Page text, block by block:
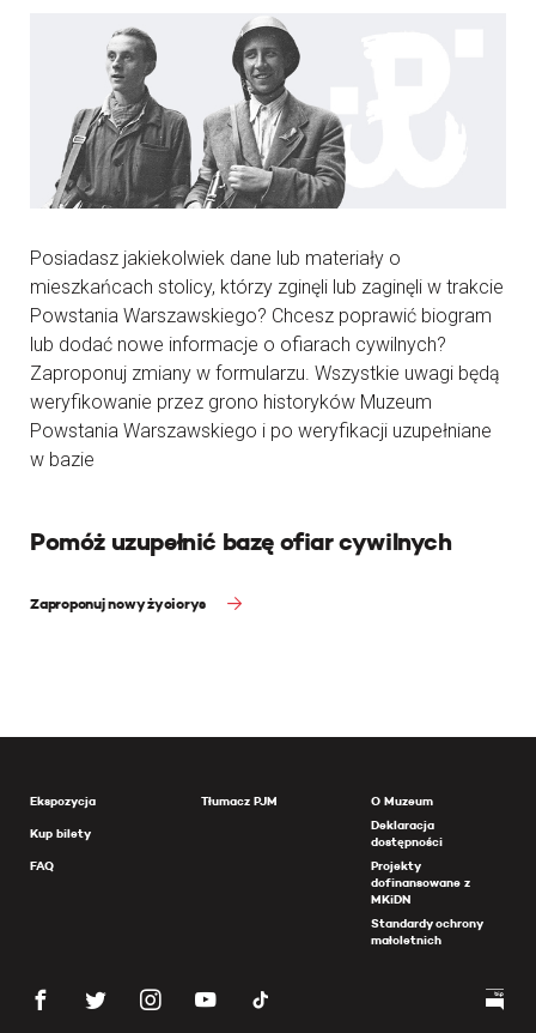
Posiadasz jakiekolwiek dane lub materiały o
mieszkańcach stolicy, którzy zginęli lub zaginęli w trakcie
Powstania Warszawskiego? Chcesz poprawić biogram
lub dodać nowe informacje o ofiarach cywilnych?
Zaproponuj zmiany w formularzu. Wszystkie uwagi będą
weryfikowanie przez grono historyków Muzeum
Powstania Warszawskiego i po weryfikacji uzupełniane
w bazie
Pomóż uzupełnić bazę ofiar cywilnych
Zaproponuj nowy życiorys
Ekspozycja
Kup bilety
FAQ
Tłumacz PJM
O Muzeum
Deklaracja
dostępności
Projekty
dofinansowane z
MKiDN
Standardy ochrony
małoletnich